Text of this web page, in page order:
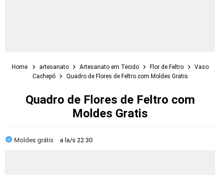
Home artesanato Artesanato em Tecido Flor de Feltro
Vaso
Cachepô
Quadro de Flores de Feltro com Moldes Gratis
Quadro de Flores de Feltro com
Moldes Gratis
Moldes grátis a la/s 22:30